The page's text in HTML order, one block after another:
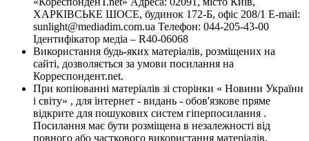
ХАРКІВСЬКЕ ШОСЕ, будинок 172-Б, офіс 208/1 E-mail:
sunlight@mediadim.com.ua Телефон: 044-205-43-00
Ідентифікатор медіа – R40-06068
Використання будь-яких матеріалів, розміщених на
сайті, дозволяється за умови посилання на
Корреспондент.net.
При копіюванні матеріалів зі сторінки « Новини України
і світу» , для інтернет - видань - обов'язкове пряме
відкрите для пошукових систем гіперпосилання .
Посилання має бути розміщена в незалежності від
повного або часткового використання матеріалів.